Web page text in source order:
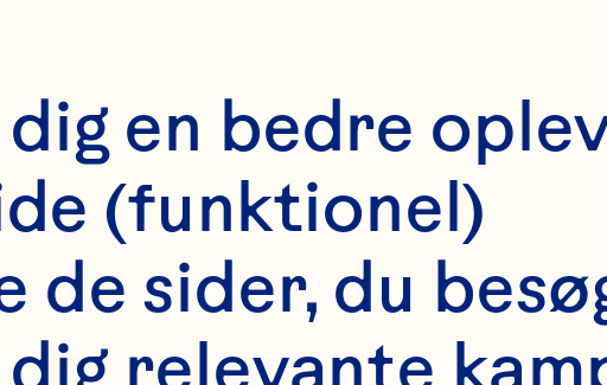
en bedre
(funktionel)
sider, du
relevante